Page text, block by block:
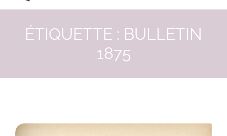
ÉTIQUETTE : BULLETIN
1875